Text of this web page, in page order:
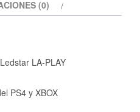
(0)
LA-PLAY
PS4 y XBOX